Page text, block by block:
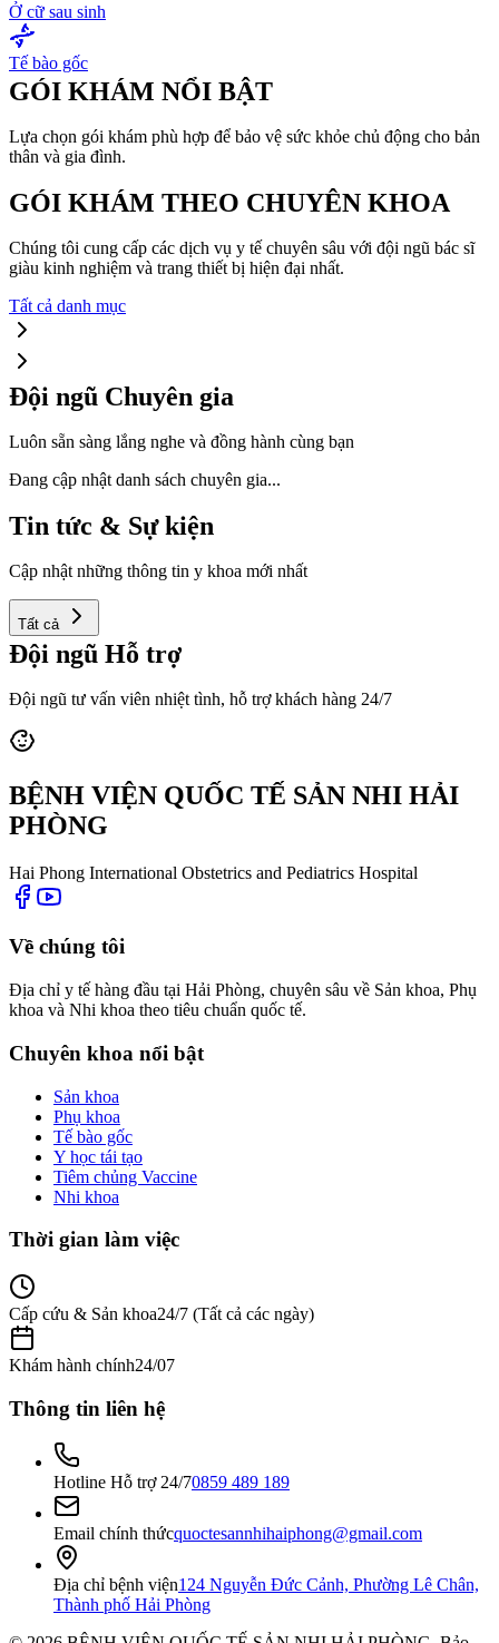
Ở cữ sau sinh
Tế bào gốc
GÓI KHÁM NỔI BẬT
Lựa chọn gói khám phù hợp để bảo vệ sức khỏe chủ động cho bản
thân và gia đình.
GÓI KHÁM THEO CHUYÊN KHOA
Chúng tôi cung cấp các dịch vụ y tế chuyên sâu với đội ngũ bác sĩ
giàu kinh nghiệm và trang thiết bị hiện đại nhất.
Tất cả danh mục
Đội ngũ Chuyên gia
Luôn sẵn sàng lắng nghe và đồng hành cùng bạn
Đang cập nhật danh sách chuyên gia...
Tin tức & Sự kiện
Cập nhật những thông tin y khoa mới nhất
Tất cả
Đội ngũ Hỗ trợ
Đội ngũ tư vấn viên nhiệt tình, hỗ trợ khách hàng 24/7
BỆNH VIỆN QUỐC TẾ SẢN NHI HẢI
PHÒNG
Hai Phong International Obstetrics and Pediatrics Hospital
Về chúng tôi
Địa chỉ y tế hàng đầu tại Hải Phòng, chuyên sâu về Sản khoa, Phụ
khoa và Nhi khoa theo tiêu chuẩn quốc tế.
Chuyên khoa nổi bật
Sản khoa
Phụ khoa
Tế bào gốc
Y học tái tạo
Tiêm chủng Vaccine
Nhi khoa
Thời gian làm việc
Cấp cứu & Sản khoa24/7 (Tất cả các ngày)
Khám hành chính24/07
Thông tin liên hệ
Hotline Hỗ trợ 24/70859 489 189
Email chính thứcquoctesannhihaiphong@gmail.com
Địa chỉ bệnh viện124 Nguyễn Đức Cảnh, Phường Lê Chân,
Thành phố Hải Phòng